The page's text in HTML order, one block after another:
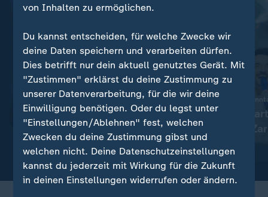
BBC-Interview mit Sohn Hunter:
Krebserkrankung von Joe
Biden hat sich ausgebreitet
mit Video 0:20
TV-Programm am
Kein
mit Giovanni
hatmit Video
von Inhalten zu ermöglichen.
Du kannst entscheiden, für welche Zwecke wir
deine Daten speichern und verarbeiten dürfen.
Dies betrifft nur dein aktuell genutztes Gerät. Mit
"Zustimmen" erklärst du deine Zustimmung zu
unserer Datenverarbeitung, für die wir deine
Einwilligung benötigen. Oder du legst unter
"Einstellungen/Ablehnen" fest, welchen
Zwecken du deine Zustimmung gibst und
welchen nicht. Deine Datenschutzeinstellungen
kannst du jederzeit mit Wirkung für die Zukunft
in deinen Einstellungen widerrufen oder ändern.